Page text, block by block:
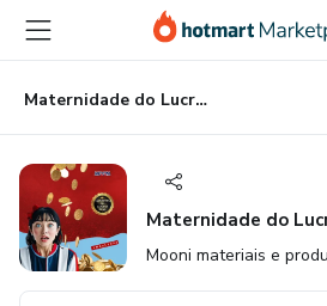
para
conteúdo
principal
para
pagamento
para
rodapé
Maternidade do Lucro Real
Maternidade do
Mooni materiais e